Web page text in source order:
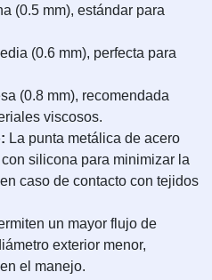
(0.5 mm), estándar para
(0.6 mm), perfecta para
(0.8 mm), recomendada
viscosos.
La punta metálica de acero
silicona para minimizar la
caso de contacto con tejidos
un mayor flujo de
exterior menor,
el manejo.